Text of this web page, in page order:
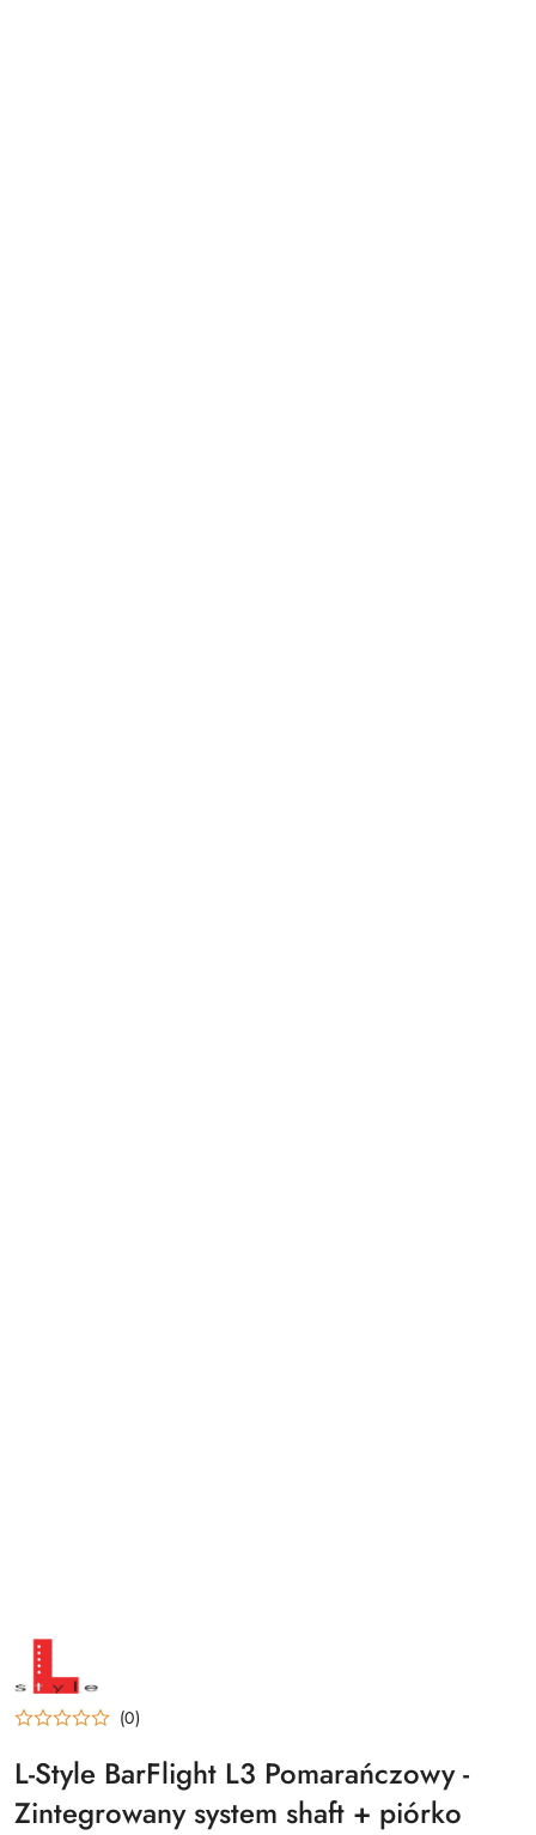
NAZWA
PRODUCENTA:
L-
STYLE
(0)
L-Style BarFlight L3 Pomarańczowy -
Zintegrowany system shaft + piórko